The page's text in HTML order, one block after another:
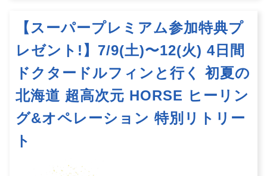
【スーパープレミアム参加特典プ
レゼント!】7/9(土)〜12(火) 4日間
ドクタードルフィンと行く 初夏の
北海道 超高次元 HORSE ヒーリン
グ&オペレーション 特別リトリー
ト